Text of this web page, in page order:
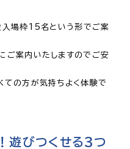
場枠15名という形でご案
ご案内いたしますのでご安
ての方が気持ちよく体験で
遊びつくせる3つ